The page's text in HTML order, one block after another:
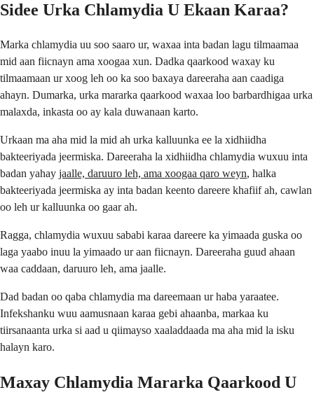
Sidee Urka Chlamydia U Ekaan Karaa?
Marka chlamydia uu soo saaro ur, waxaa inta badan lagu tilmaamaa
mid aan fiicnayn ama xoogaa xun. Dadka qaarkood waxay ku
tilmaamaan ur xoog leh oo ka soo baxaya dareeraha aan caadiga
ahayn. Dumarka, urka mararka qaarkood waxaa loo barbardhigaa urka
malaxda, inkasta oo ay kala duwanaan karto.
Urkaan ma aha mid la mid ah urka kalluunka ee la xidhiidha
bakteeriyada jeermiska. Dareeraha la xidhiidha chlamydia wuxuu inta
badan yahay jaalle, daruuro leh, ama xoogaa qaro weyn, halka
bakteeriyada jeermiska ay inta badan keento dareere khafiif ah, cawlan
oo leh ur kalluunka oo gaar ah.
Ragga, chlamydia wuxuu sababi karaa dareere ka yimaada guska oo
laga yaabo inuu la yimaado ur aan fiicnayn. Dareeraha guud ahaan
waa caddaan, daruuro leh, ama jaalle.
Dad badan oo qaba chlamydia ma dareemaan ur haba yaraatee.
Infekshanku wuu aamusnaan karaa gebi ahaanba, markaa ku
tiirsanaanta urka si aad u qiimayso xaaladdaada ma aha mid la isku
halayn karo.
Maxay Chlamydia Mararka Qaarkood U